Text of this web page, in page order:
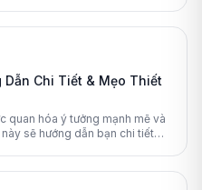
Dẫn Chi Tiết & Mẹo Thiết
quan hóa ý tưởng mạnh mẽ và
sẽ hướng dẫn bạn chi tiết